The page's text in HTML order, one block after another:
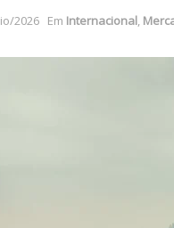
2026 Em Internacional,